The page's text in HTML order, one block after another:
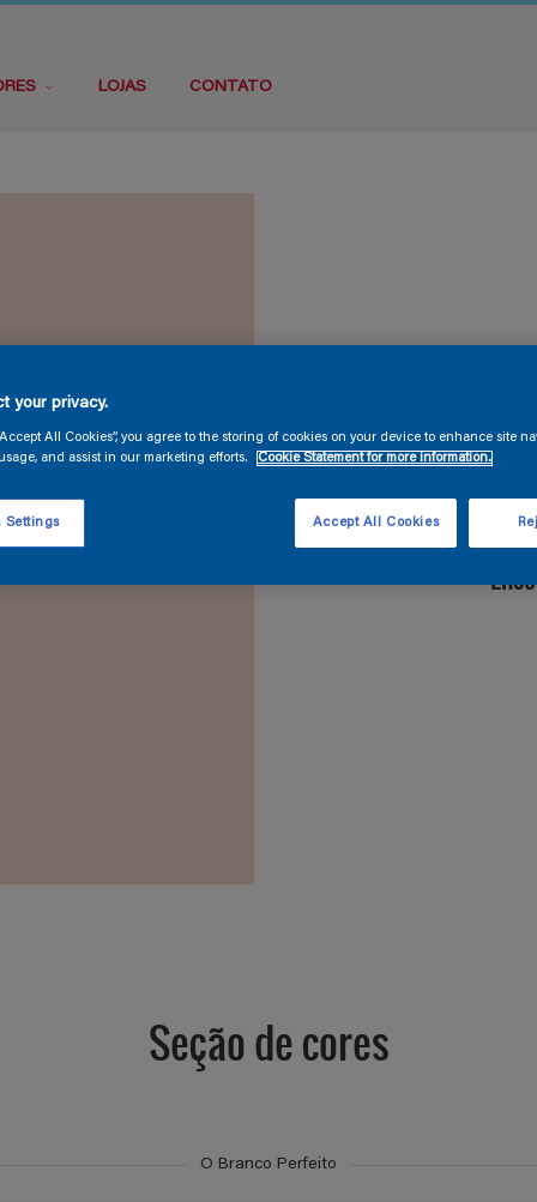
LOJAS CONTATO
Seção de cores
O Branco Perfeito
your privacy.
All Cookies”, you agree to the storing of cookies on your device to enhance site
and assist in our marketing efforts.
Cookie Statement for more information.
Settings Accept All Cookies